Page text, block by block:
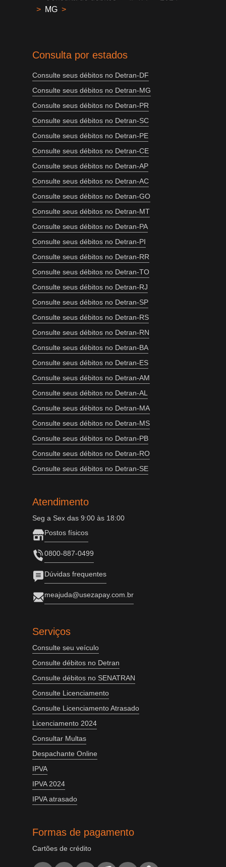
> MG >
Consulta por estados
Consulte seus débitos no Detran-DF
Consulte seus débitos no Detran-MG
Consulte seus débitos no Detran-PR
Consulte seus débitos no Detran-SC
Consulte seus débitos no Detran-PE
Consulte seus débitos no Detran-CE
Consulte seus débitos no Detran-AP
Consulte seus débitos no Detran-AC
Consulte seus débitos no Detran-GO
Consulte seus débitos no Detran-MT
Consulte seus débitos no Detran-PA
Consulte seus débitos no Detran-PI
Consulte seus débitos no Detran-RR
Consulte seus débitos no Detran-TO
Consulte seus débitos no Detran-RJ
Consulte seus débitos no Detran-SP
Consulte seus débitos no Detran-RS
Consulte seus débitos no Detran-RN
Consulte seus débitos no Detran-BA
Consulte seus débitos no Detran-ES
Consulte seus débitos no Detran-AM
Consulte seus débitos no Detran-AL
Consulte seus débitos no Detran-MA
Consulte seus débitos no Detran-MS
Consulte seus débitos no Detran-PB
Consulte seus débitos no Detran-RO
Consulte seus débitos no Detran-SE
Atendimento
Seg a Sex das 9:00 às 18:00
Postos físicos
0800-887-0499
Dúvidas frequentes
meajuda@usezapay.com.br
Serviços
Consulte seu veículo
Consulte débitos no Detran
Consulte débitos no SENATRAN
Consulte Licenciamento
Consulte Licenciamento Atrasado
Licenciamento 2024
Consultar Multas
Despachante Online
IPVA
IPVA 2024
IPVA atrasado
Formas de pagamento
Cartões de crédito